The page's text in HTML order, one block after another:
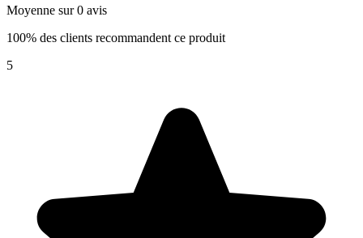
Moyenne sur 0 avis
100% des clients recommandent ce produit
5